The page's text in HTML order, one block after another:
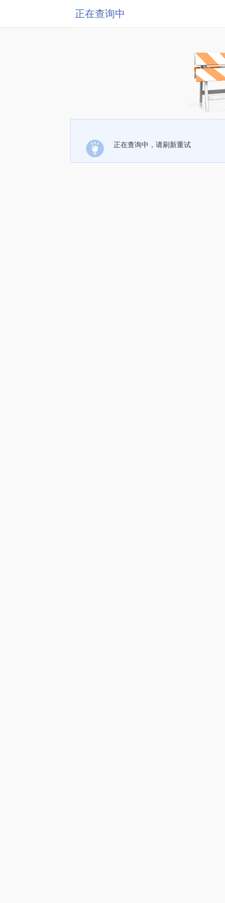
正在查询中
正在查询中，请刷新重试